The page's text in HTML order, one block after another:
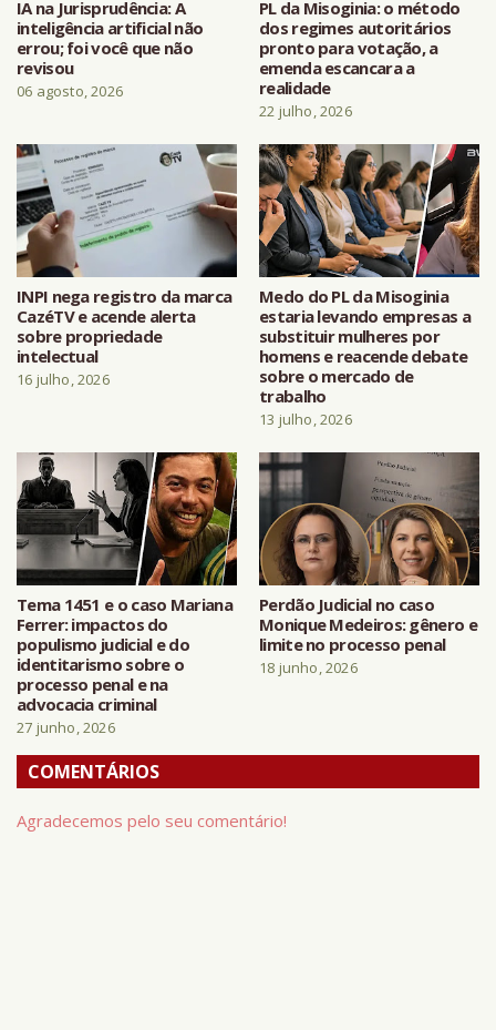
IA na Jurisprudência: A
inteligência artificial não
errou; foi você que não
revisou
06 agosto, 2026
PL da Misoginia: o método
dos regimes autoritários
pronto para votação, a
emenda escancara a
realidade
22 julho, 2026
INPI nega registro da marca
CazéTV e acende alerta
sobre propriedade
intelectual
16 julho, 2026
Medo do PL da Misoginia
estaria levando empresas a
substituir mulheres por
homens e reacende debate
sobre o mercado de
trabalho
13 julho, 2026
Tema 1451 e o caso Mariana
Ferrer: impactos do
populismo judicial e do
identitarismo sobre o
processo penal e na
advocacia criminal
27 junho, 2026
Perdão Judicial no caso
Monique Medeiros: gênero e
limite no processo penal
18 junho, 2026
COMENTÁRIOS
Agradecemos pelo seu comentário!